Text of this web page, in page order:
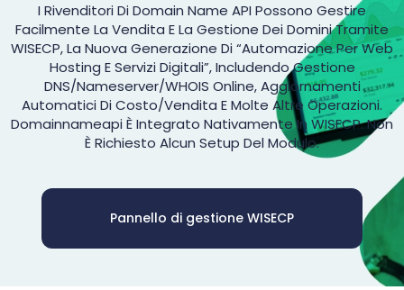
I Rivenditori Di Domain Name API Possono Gestire
Facilmente La Vendita E La Gestione Dei Domini Tramite
WISECP, La Nuova Generazione Di “automazione Per Web
Hosting E Servizi Digitali”, Includendo Gestione
DNS/nameserver/WHOIS Online, Aggiornamenti
Automatici Di Costo/vendita E Molte Altre Operazioni.
Domainnameapi È Integrato Nativamente In WISECP. Non
È Richiesto Alcun Setup Del Modulo.
Pannello di gestione WISECP